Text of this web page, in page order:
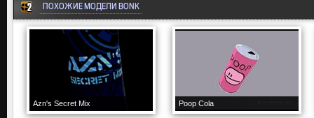
ПОХОЖИЕ МОДЕЛИ BONK
Azn's Secret Mix Poop Cola